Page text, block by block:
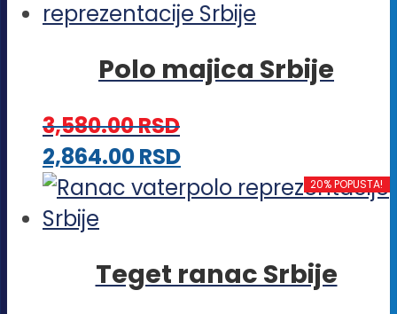
izabrane
na
stranici
ima
varijanti.
mogu
biti
izabrane
stranici
proizvoda.
Polo majica Srbije
3,580.00RSD
2,864.00RSDOvaj
proizvod
varijanti.
20% POPUSTA!
Teget ranac Srbije